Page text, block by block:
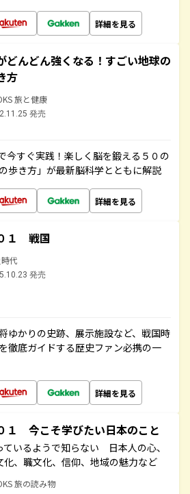
詳細を見る
どんどん強くなる！すごい地球の
方
旅と健康
発売
今すぐ実践！楽しく脳を鍛える５０の
歩き方」が最新脳科学とともに解説
詳細を見る
１ 戦国
代
発売
ゆかりの史跡、展示施設など、戦国時
徹底ガイドする歴史ファン必携の一
詳細を見る
１ 今こそ学びたい日本のこと
ているようで知らない 日本人の心、
化、職文化、信仰、地域の魅力など
旅の読み物